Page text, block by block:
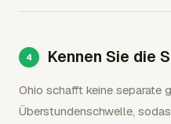
Kennen Sie die
Ohio schafft keine separate
Überstundenschwelle,